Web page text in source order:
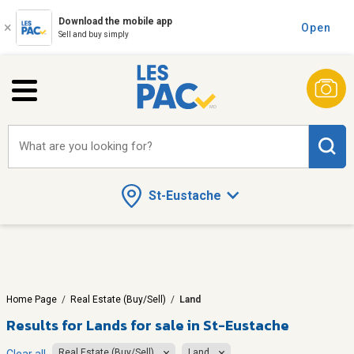
Download the mobile app
Sell and buy simply
Open
St-Eustache
What are you looking for?
Home Page / Real Estate (Buy/Sell) / Land
Results for Lands for sale in St-Eustache